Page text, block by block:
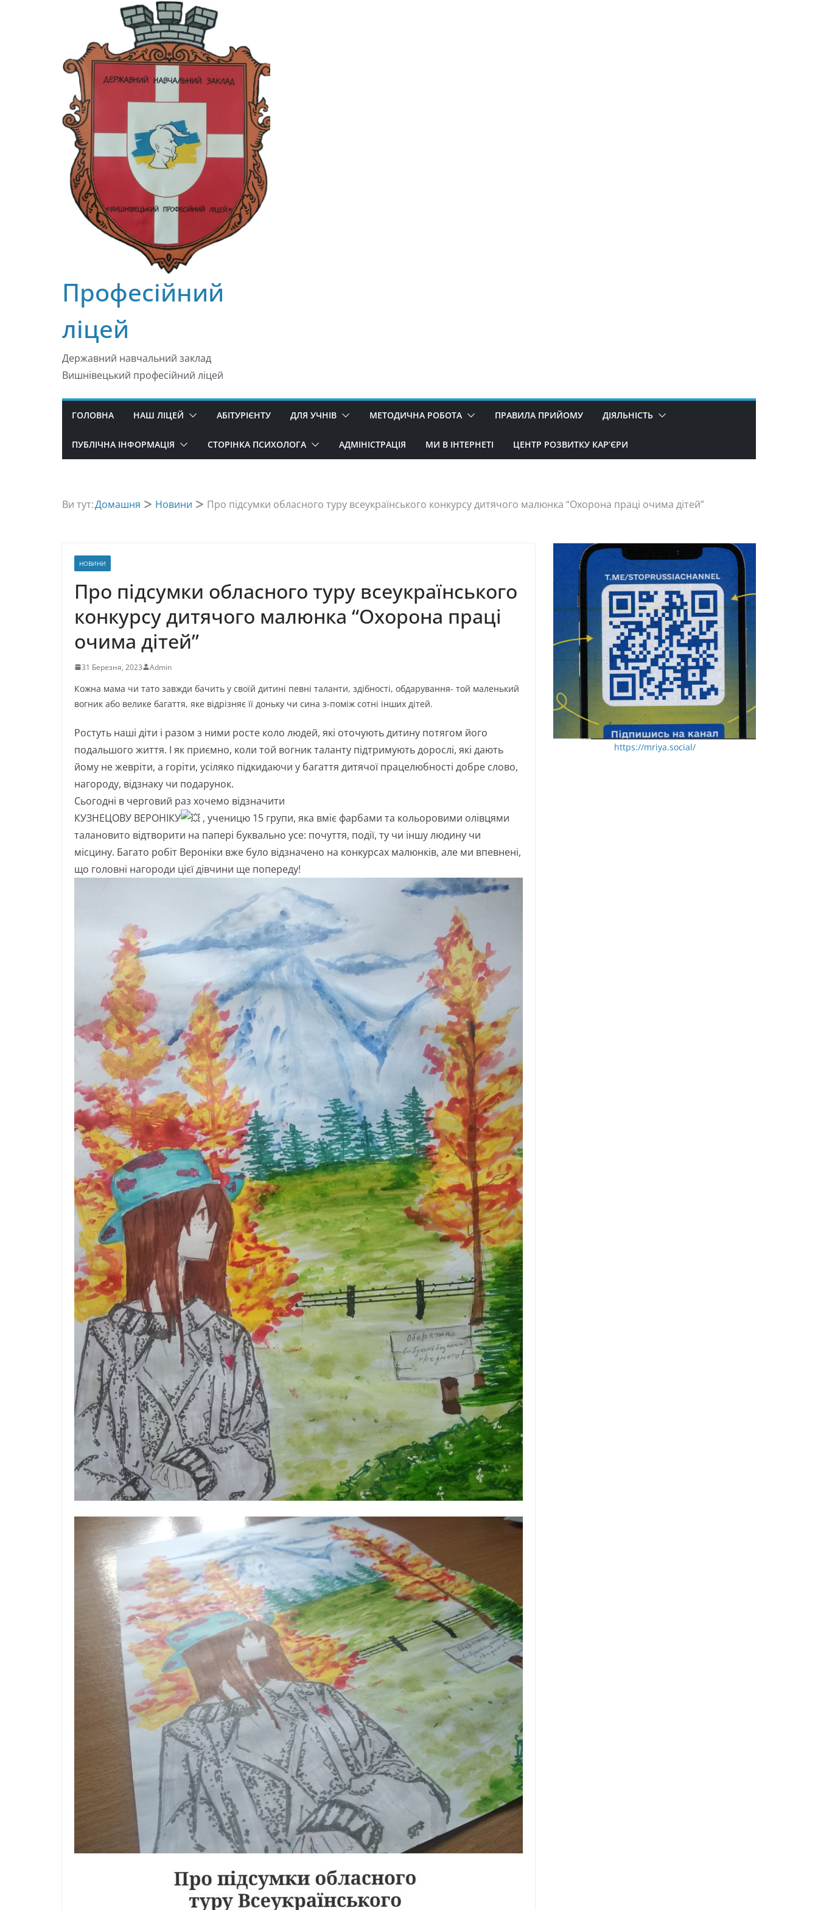
Професійний
ліцей
Державний навчальний заклад
Вишнівецький професійний ліцей
ГОЛОВНА НАШ ЛІЦЕЙ АБІТУРІЄНТУ ДЛЯ УЧНІВ МЕТОДИЧНА РОБОТА ПРАВИЛА ПРИЙОМУ ДІЯЛЬНІСТЬ
ПУБЛІЧНА ІНФОРМАЦІЯ СТОРІНКА ПСИХОЛОГА АДМІНІСТРАЦІЯ МИ В ІНТЕРНЕТІ ЦЕНТР РОЗВИТКУ КАР’ЄРИ
Ви тут:Домашня Новини Про підсумки обласного туру всеукраїнського конкурсу дитячого малюнка “Охорона праці очима дітей”
НОВИНИ
Про підсумки обласного туру всеукраїнського
конкурсу дитячого малюнка “Охорона праці
очима дітей”
31 Березня, 2023 Admin
Кожна мама чи тато завжди бачить у своїй дитині певні таланти, здібності, обдарування- той маленький
вогник або велике багаття, яке відрізняє її доньку чи сина з-поміж сотні інших дітей.
Ростуть наші діти і разом з ними росте коло людей, які оточують дитину потягом його
подальшого життя. І як приємно, коли той вогник таланту підтримують дорослі, які дають
йому не жевріти, а горіти, усіляко підкидаючи у багаття дитячої працелюбності добре слово,
нагороду, відзнаку чи подарунок.
Сьогодні в черговий раз хочемо відзначити
КУЗНЕЦОВУ ВЕРОНІКУ
, ученицю 15 групи, яка вміє фарбами та кольоровими олівцями
талановито відтворити на папері буквально усе: почуття, події, ту чи іншу людину чи
місцину. Багато робіт Вероніки вже було відзначено на конкурсах малюнків, але ми впевнені,
що головні нагороди цієї дівчини ще попереду!
https://mriya.social/